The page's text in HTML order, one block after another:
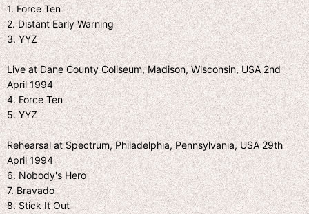
1. Force Ten
2. Distant Early Warning
3. YYZ
Live at Dane County Coliseum, Madison, Wisconsin, USA 2nd
April 1994
4. Force Ten
5. YYZ
Rehearsal at Spectrum, Philadelphia, Pennsylvania, USA 29th
April 1994
6. Nobody's Hero
7. Bravado
8. Stick It Out